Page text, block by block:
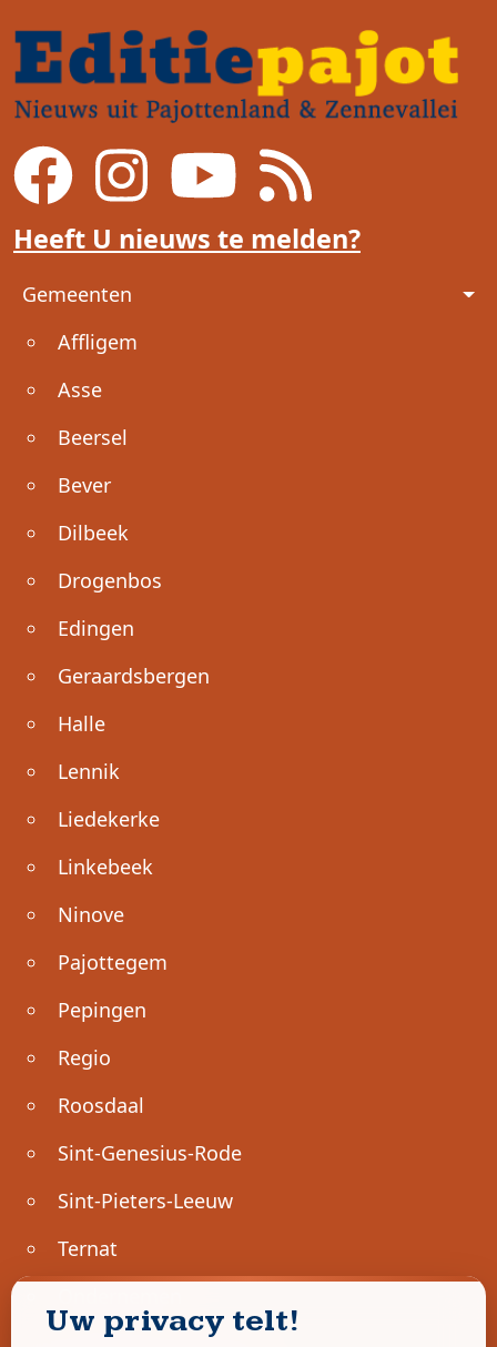
Heeft U nieuws te melden?
Voet
Gemeenten
Affligem
Asse
Beersel
Bever
Dilbeek
Drogenbos
Edingen
Geraardsbergen
Halle
Lennik
Liedekerke
Linkebeek
Ninove
Pajottegem
Pepingen
Regio
Roosdaal
Sint-Genesius-Rode
Sint-Pieters-Leeuw
Ternat
Uw privacy telt!